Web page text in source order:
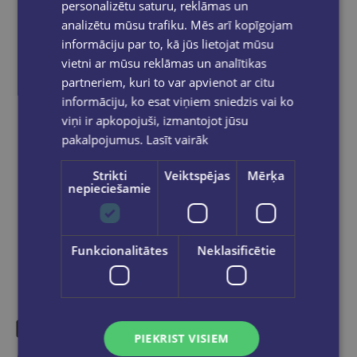
Bezmaksas piegāde
uz OMNIVA
pakomātiem Latvijā pasūtījumiem no €40.00.
Bezmaksas piegāde jebkurā GLOBUSS
grāmatnīcā 1-5 darba dienu laikā, kad
pasūtījums būs gatavs saņemšanai, saņemsi
e-pastu un/ vai SMS.
Dalies sociālajos tīklos:
personalizētu saturu, reklāmas un
analizētu mūsu trafiku. Mēs arī kopīgojam
informāciju par to, kā jūs lietojat mūsu
vietni ar mūsu reklāmas un analītikas
partneriem, kuri to var apvienot ar citu
informāciju, ko esat viņiem sniedzis vai ko
viņi ir apkopojuši, izmantojot jūsu
pakalpojumus. Lasīt vairāk
Strikti
nepieciešamie
Veiktspējas Mērķa
Funkcionalitātes Neklasificētie
PIEKRIST VISIEM